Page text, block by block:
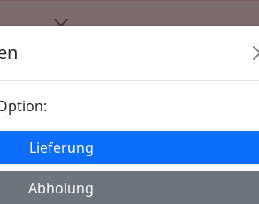
derzeit geschlossen
am Freitag um 10:00.
Öffnungszeiten:
10:00 - 22:00
10:00 - 22:00
10:00 - 22:00
Lieferung
Abholung